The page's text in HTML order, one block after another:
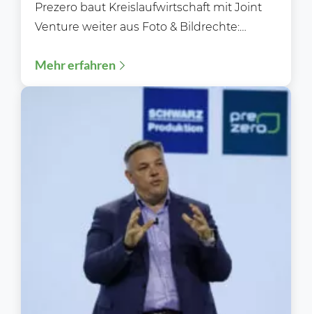
Prezero baut Kreislaufwirtschaft mit Joint
Venture weiter aus Foto & Bildrechte:
Gruppe treibt ihre...
Mehr erfahren